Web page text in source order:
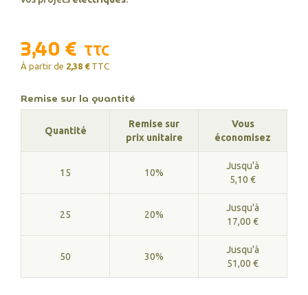
3,40 € TTC
À partir de 2,38 € TTC
Remise sur la quantité
Quantité
Remise sur
prix unitaire
Vous
économisez
15 10%
Jusqu'à
5,10 €
25 20%
Jusqu'à
17,00 €
50 30%
Jusqu'à
51,00 €